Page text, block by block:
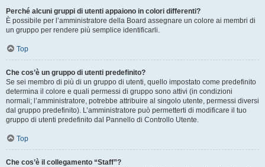
Perché alcuni gruppi di utenti appaiono in colori differenti?
È possibile per l’amministratore della Board assegnare un colore ai membri di
un gruppo per rendere più semplice identificarli.
Top
Che cos’è un gruppo di utenti predefinito?
Se sei membro di più di un gruppo di utenti, quello impostato come predefinito
determina il colore e quali permessi di gruppo sono attivi (in condizioni
normali; l’amministratore, potrebbe attribuire al singolo utente, permessi diversi
dal gruppo predefinito). L’amministratore può permetterti di modificare il tuo
gruppo di utenti predefinito dal Pannello di Controllo Utente.
Top
Che cos’è il collegamento “Staff”?